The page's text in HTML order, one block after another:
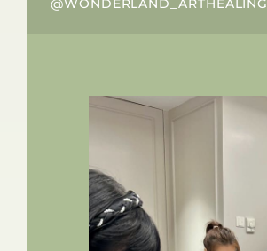
@WONDERLAND_ARTHEALING